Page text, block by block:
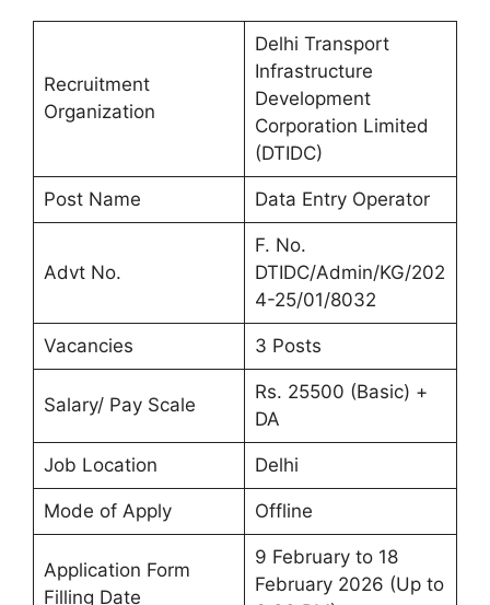
Recruitment
Organization
Delhi Transport
Infrastructure
Development
Corporation Limited
(DTIDC)
Post Name Data Entry Operator
Advt No.
F. No.
DTIDC/Admin/KG/202
4-25/01/8032
Vacancies 3 Posts
Salary/ Pay Scale
Rs. 25500 (Basic) +
DA
Job Location Delhi
Mode of Apply Offline
Application Form
Filling Date
9 February to 18
February 2026 (Up to